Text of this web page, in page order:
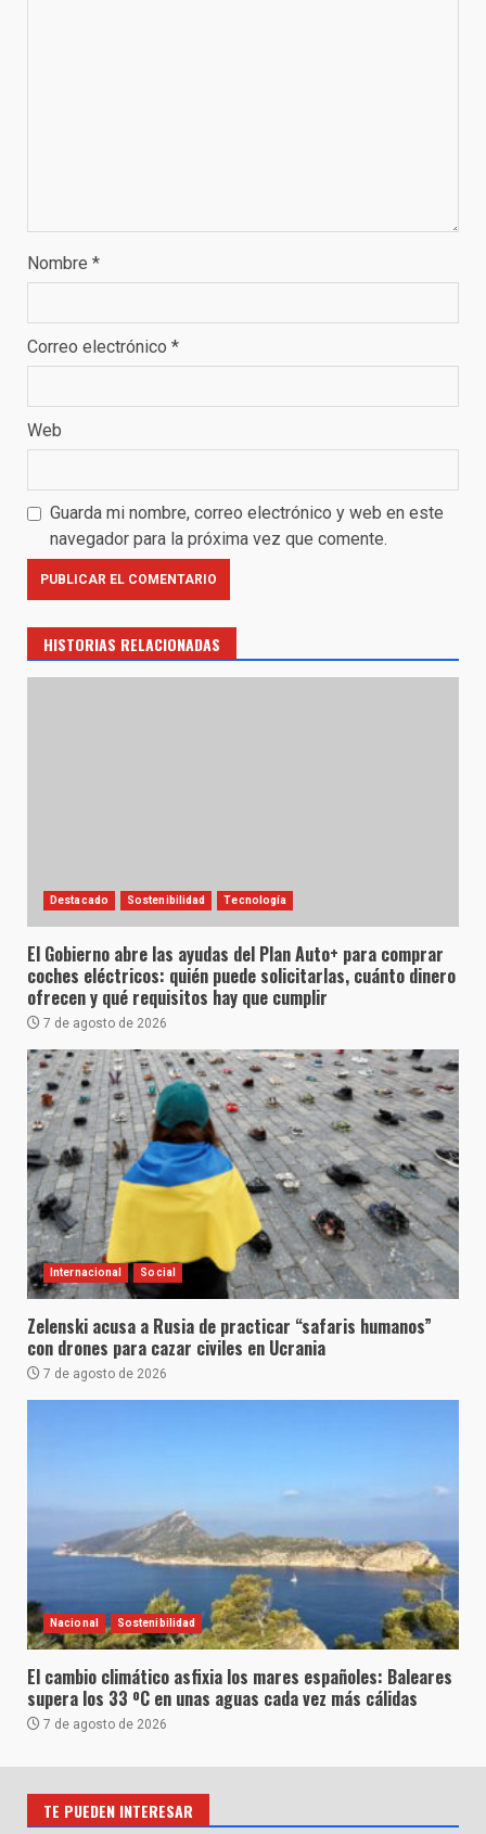
Nombre *
Correo electrónico *
Web
Guarda mi nombre, correo electrónico y web en este
navegador para la próxima vez que comente.
HISTORIAS RELACIONADAS
Destacado Sostenibilidad Tecnología
El Gobierno abre las ayudas del Plan Auto+ para comprar
coches eléctricos: quién puede solicitarlas, cuánto dinero
ofrecen y qué requisitos hay que cumplir
7 de agosto de 2026
Internacional Social
Zelenski acusa a Rusia de practicar “safaris humanos”
con drones para cazar civiles en Ucrania
7 de agosto de 2026
Nacional Sostenibilidad
El cambio climático asfixia los mares españoles: Baleares
supera los 33 ºC en unas aguas cada vez más cálidas
7 de agosto de 2026
TE PUEDEN INTERESAR